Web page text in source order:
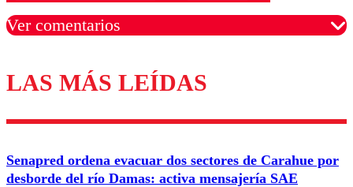
Ver comentarios
Los comentarios son moderados para garantizar un
diálogo respetuoso.
Correo
LAS MÁS LEÍDAS
Senapred ordena evacuar dos sectores de Carahue por
desborde del río Damas: activa mensajería SAE